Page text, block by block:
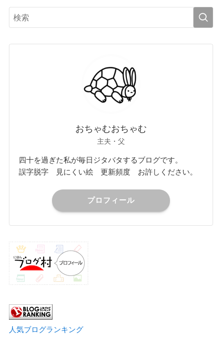
おちゃむおちゃむ
主夫・父
四十を過ぎた私が毎日ジタバタするブログです。
誤字脱字 見にくい絵 更新頻度 お許しください。
プロフィール
人気ブログランキング